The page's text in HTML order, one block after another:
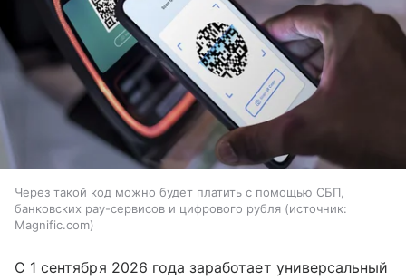
Через такой код можно будет платить с помощью СБП,
банковских pay-сервисов и цифрового рубля
источник:
Magnific.com
С 1 сентября 2026 года заработает универсальный